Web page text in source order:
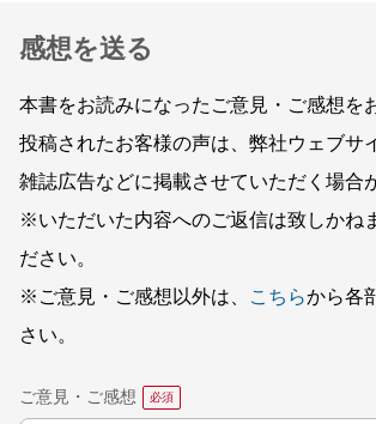
感想を送る
本書をお読みになったご意見・ご感想を
投稿されたお客様の声は、弊社ウェブサ
雑誌広告などに掲載させていただく場合
※いただいた内容へのご返信は致しかね
ださい。
※ご意見・ご感想以外は、
こちらから各
さい。
ご意見・ご感想